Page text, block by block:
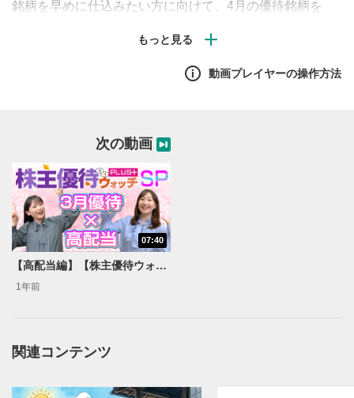
銘柄を早めに仕込みたい方に向けて、4月の優待銘柄を
動画プレイヤーの操作方法
1
動画再生エリア
一時停止します。
次の動画
07:40
【高配当編】【株主優待ウォッチPlus+3月号】優待ももらえる高配当銘柄をご紹介！
1年前
関連コンテンツ